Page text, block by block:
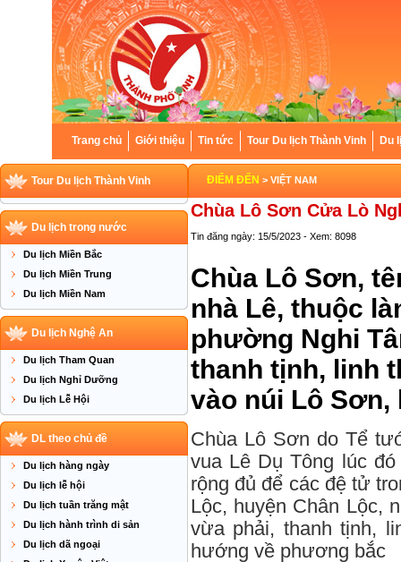
Trang chủ Giới thiệu Tin tức Tour Du lịch Thành Vinh Du
Tour Du lịch Thành Vinh
Du lịch trong nước
Du lịch Miền Bắc
Du lịch Miền Trung
Du lịch Miền Nam
Du lịch Nghệ An
Du lịch Tham Quan
Du lịch Nghỉ Dưỡng
Du lịch Lễ Hội
DL theo chủ đề
Du lịch hàng ngày
Du lịch lễ hội
Du lịch tuần trăng mật
Du lịch hành trình di sản
Du lịch dã ngoại
ĐIỂM ĐẾN > VIỆT NAM
Chùa Lô Sơn Cửa Lò
Tin đăng ngày: 15/5/2023 - Xem: 8098
Chùa Lô Sơn,
nhà Lê, thuộc
phường Nghi
thanh tịnh, linh
vào núi Lô
Chùa Lô Sơn do Tể
vua Lê Dụ Tông lúc
rộng đủ để các đệ tử
Lộc, huyện Chân Lộc,
vừa phải, thanh tịnh,
hướng về phương bắc